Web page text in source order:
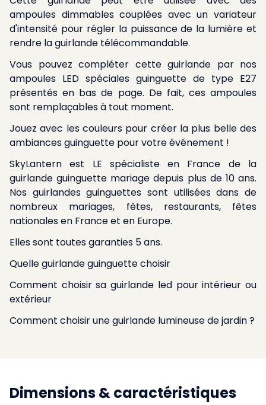
ampoules dimmablescouplées avec unvariateur
d'intensité pour régler la puissance de la lumière et
rendre la guirlande télécommandable.
Vous pouvez compléter cette guirlande par nos
ampoules LED spéciales guinguette de type E27
présentés en bas de page. De fait, ces ampoules
sont remplaçables à tout moment.
Jouez avec les couleurs pour créer la plus belle des
ambiances guinguette pour votre événement !
SkyLantern est LE spécialiste en France de la
guirlande guinguette mariage depuis plus de 10 ans.
Nos guirlandes guinguettes sont utilisées dans de
nombreux mariages, fêtes, restaurants, fêtes
nationales en France et en Europe.
Elles sont toutes garanties 5 ans.
Quelle guirlande guinguette choisir
Comment choisir sa guirlande led pour intérieur ou
extérieur
Comment choisir une guirlande lumineuse de jardin ?
Dimensions & caractéristiques